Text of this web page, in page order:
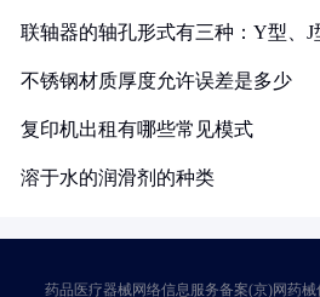
联轴器的轴孔形式有三种：Y型、J
不锈钢材质厚度允许误差是多少
复印机出租有哪些常见模式
溶于水的润滑剂的种类
药品医疗器械网络信息服务备案(京)网药械